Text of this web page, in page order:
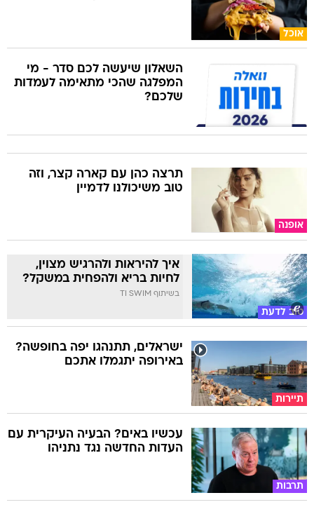
אוכל
השאלון שיעשה לכם סדר - מי
המפלגה שהכי מתאימה לעמדות
שלכם?
אופנה
תרצה כהן עם קארה קצר, וזה
טוב משיכולנו לדמיין
טוב לדעת
איך להיראות ולהרגיש מצוין,
לחיות בריא ולהפחית במשקל?
בשיתוף TI SWIM
תיירות
ישראלים, תתנהגו יפה בחופשה?
באירופה יתגמלו אתכם
תרבות
עכשיו באים? הבעיה העיקרית עם
העדות החדשה נגד נתניהו